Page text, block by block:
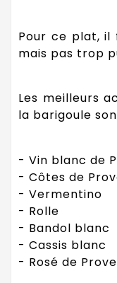
Pour ce plat, il
mais pas trop
Les meilleurs
la barigoule
- Vin blanc de
- Côtes de
- Vermentino
- Rolle
- Bandol blanc
- Cassis blanc
- Rosé de